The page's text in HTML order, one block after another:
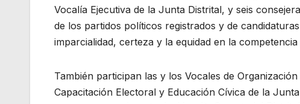
Vocalía Ejecutiva de la Junta Distrital, y seis
de los partidos políticos registrados y de
imparcialidad, certeza y la equidad en la
También participan las y los Vocales de
Capacitación Electoral y Educación Cívica de la